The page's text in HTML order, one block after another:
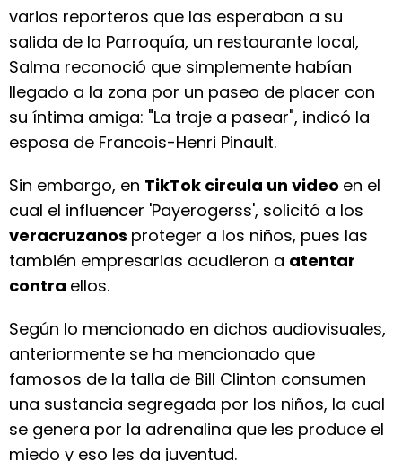
varios reporteros que las esperaban a su
salida de la Parroquía, un restaurante local,
Salma reconoció que simplemente habían
llegado a la zona por un paseo de placer con
su íntima amiga: "La traje a pasear", indicó la
esposa de Francois-Henri Pinault.
Sin embargo, en TikTok circula un video en el
cual el influencer 'Payerogerss', solicitó a los
veracruzanos proteger a los niños, pues las
también empresarias acudieron a atentar
contra ellos.
Según lo mencionado en dichos audiovisuales,
anteriormente se ha mencionado que
famosos de la talla de Bill Clinton consumen
una sustancia segregada por los niños, la cual
se genera por la adrenalina que les produce el
miedo y eso les da juventud.